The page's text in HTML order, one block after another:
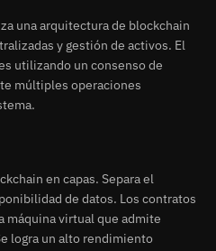
una arquitectura de blockchain
y gestión de activos. El
utilizando un consenso de
múltiples operaciones
en capas. Separa el
de datos. Los contratos
máquina virtual que admite
logra un alto rendimiento